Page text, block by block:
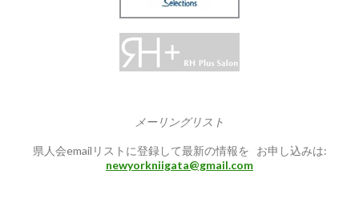
メーリングリスト
県人会emailリストに登録して最新の情報を お申し込みは:
newyorkniigata@gmail.com